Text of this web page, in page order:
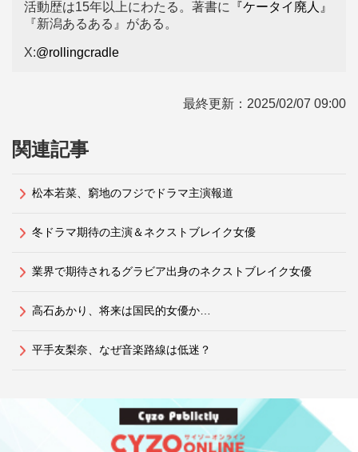
活動歴は15年以上にわたる。著書に
『ケータイ廃人』
『新潟あるある』がある。
X:@rollingcradle
最終更新： 2025/02/07 09:00
関連記事
松本若菜、窮地のフジでドラマ主演報道
冬ドラマ期待の主演＆ネクストブレイク女優
業界で期待されるグラビア出身のネクストブレイク女優
高石あかり、将来は国民的女優か…
平手友梨奈、なぜ音楽路線は低迷？